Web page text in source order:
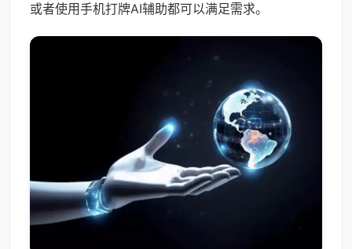
或者使用手机打牌AI辅助都可以满足需求。